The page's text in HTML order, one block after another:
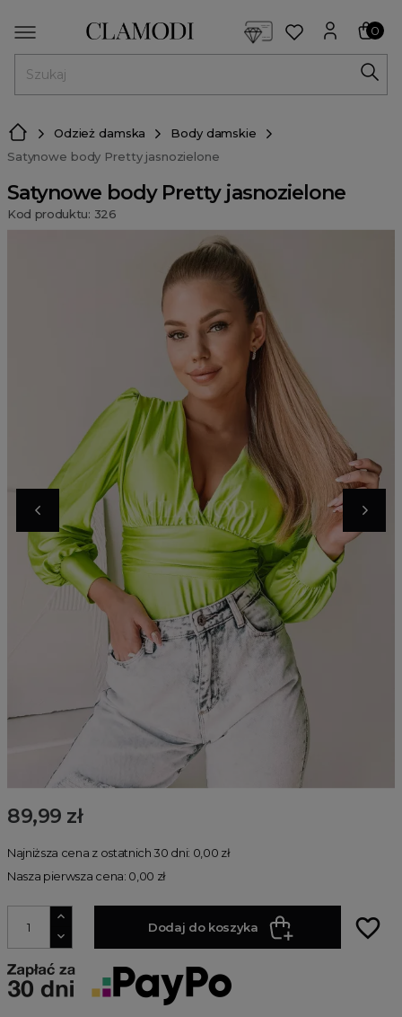
0
Odzież damska
Body damskie
Satynowe body Pretty jasnozielone
Satynowe body Pretty jasnozielone
Kod produktu: 326
89,99 zł
Najniższa cena z ostatnich 30 dni: 0,00 zł
Nasza pierwsza cena: 0,00 zł
Dodaj do koszyka favorite_border